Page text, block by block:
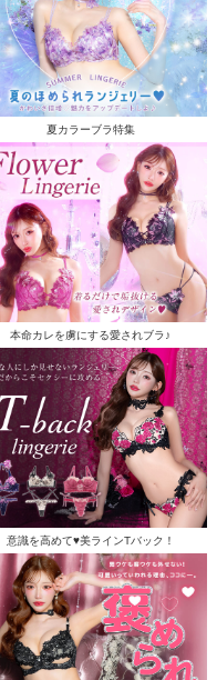
夏カラーブラ特集
本命カレを虜にする愛されブラ♪
意識を高めて♥美ラインTバック！